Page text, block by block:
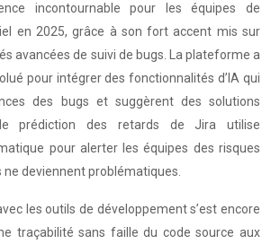
incontournable pour les équipes de
en 2025, grâce à son fort accent mis sur
avancées de suivi de bugs. La plateforme a
pour intégrer des fonctionnalités d’IA qui
des bugs et suggèrent des solutions
prédiction des retards de Jira utilise
pour alerter les équipes des risques
ne deviennent problématiques.
les outils de développement s’est encore
traçabilité sans faille du code source aux